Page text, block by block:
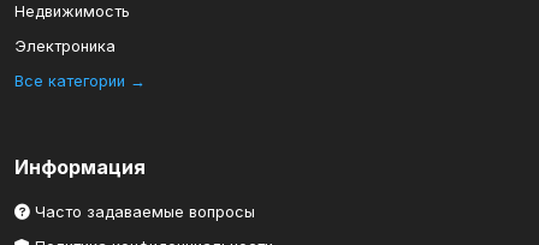
Недвижимость
Электроника
Все категории →
Информация
Часто задаваемые вопросы